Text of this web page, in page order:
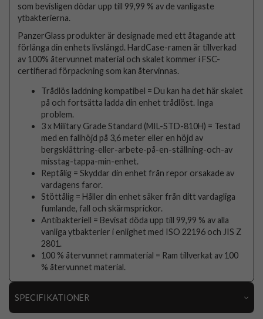
som bevisligen dödar upp till 99,99 % av de vanligaste
ytbakterierna.
PanzerGlass produkter är designade med ett åtagande att
förlänga din enhets livslängd. HardCase-ramen är tillverkad
av 100% återvunnet material och skalet kommer i FSC-
certifierad förpackning som kan återvinnas.
Trådlös laddning kompatibel = Du kan ha det här skalet
på och fortsätta ladda din enhet trådlöst. Inga
problem.
3 x Military Grade Standard (MIL-STD-810H) = Testad
med en fallhöjd på 3,6 meter eller en höjd av
bergsklättring-eller-arbete-på-en-ställning-och-av
misstag-tappa-min-enhet.
Reptålig = Skyddar din enhet från repor orsakade av
vardagens faror.
Stöttålig = Håller din enhet säker från ditt vardagliga
fumlande, fall och skärmsprickor.
Antibakteriell = Bevisat döda upp till 99,99 % av alla
vanliga ytbakterier i enlighet med ISO 22196 och JIS Z
2801.
100 % återvunnet rammaterial = Ram tillverkat av 100
% återvunnet material.
SPECIFIKATIONER